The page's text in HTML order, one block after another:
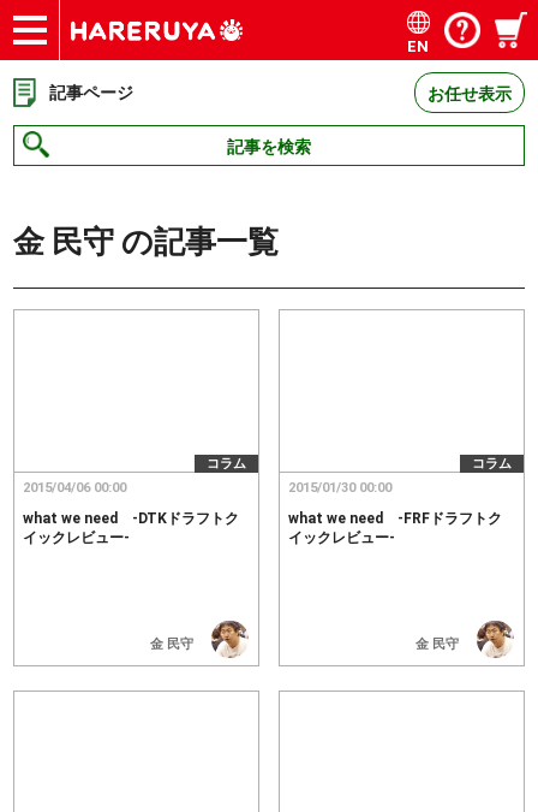
ショップ
買取
記事
デッキ検索
デッキ構築
選手一覧
店舗一覧
イベント
お問い合わせ
EN
記事ページ お任せ表示
記事を検索
金 民守 の記事一覧
コラム
金 民守
what we need -DTKドラフトク
イックレビュー-
2015/04/06 00:00
コラム
金 民守
what we need -FRFドラフトク
イックレビュー-
2015/01/30 00:00